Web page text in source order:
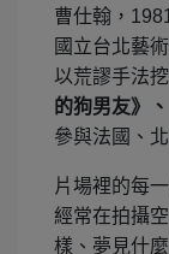
曹仕翰，
國立台北藝
以荒謬手法
的狗男友》
參與法國、
片場裡的每
經常在拍攝
樣、夢見什